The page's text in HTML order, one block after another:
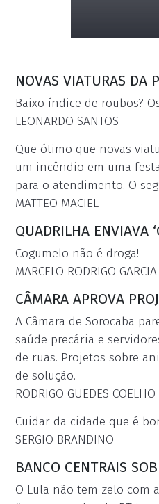
placeholder
NOVAS VIATURAS DA
Baixo índice de roubos?
LEONARDO SANTOS
Que ótimo que novas
um incêndio em uma
para o atendimento. O
MATTEO MACIEL
QUADRILHA ENVIAVA
Cogumelo não é droga!
MARCELO RODRIGO GARCIA
CÂMARA APROVA
A Câmara de Sorocaba
saúde precária e
de ruas. Projetos sobre
de solução.
RODRIGO GUEDES COELHO
Cuidar da cidade que é
SERGIO BRANDINO
BANCO CENTRAIS
O Lula não tem zelo com